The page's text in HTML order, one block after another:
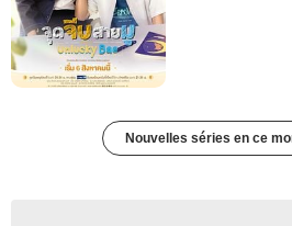
Nouvelles séries en ce